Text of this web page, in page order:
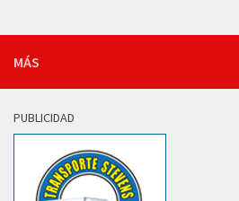
MÁS
PUBLICIDAD